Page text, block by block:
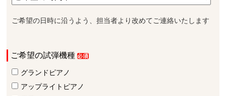
ご希望の日時に沿うよう、担当者より改めてご連絡いたします
ご希望の試弾機種
グランドピアノ
アップライトピアノ